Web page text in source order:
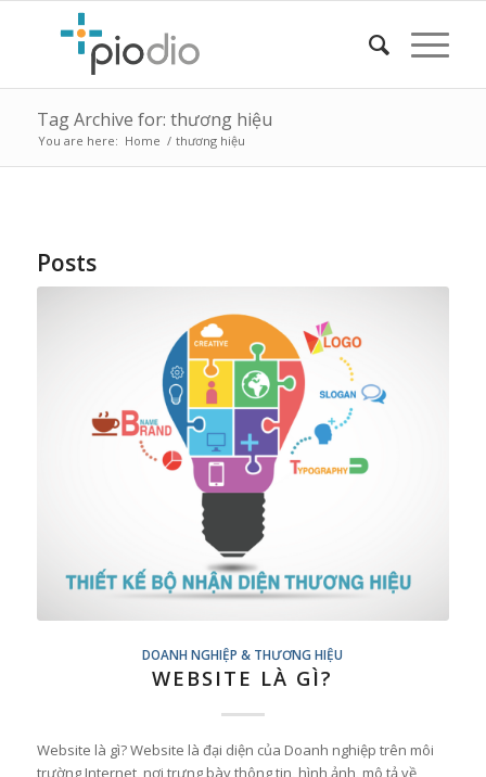
Tag Archive for: thương hiệu
You are here: Home / thương hiệu
Posts
DOANH NGHIỆP & THƯƠNG HIỆU
WEBSITE LÀ GÌ?
Website là gì? Website là đại diện của Doanh nghiệp trên môi
trường Internet, nơi trưng bày thông tin, hình ảnh, mô tả về